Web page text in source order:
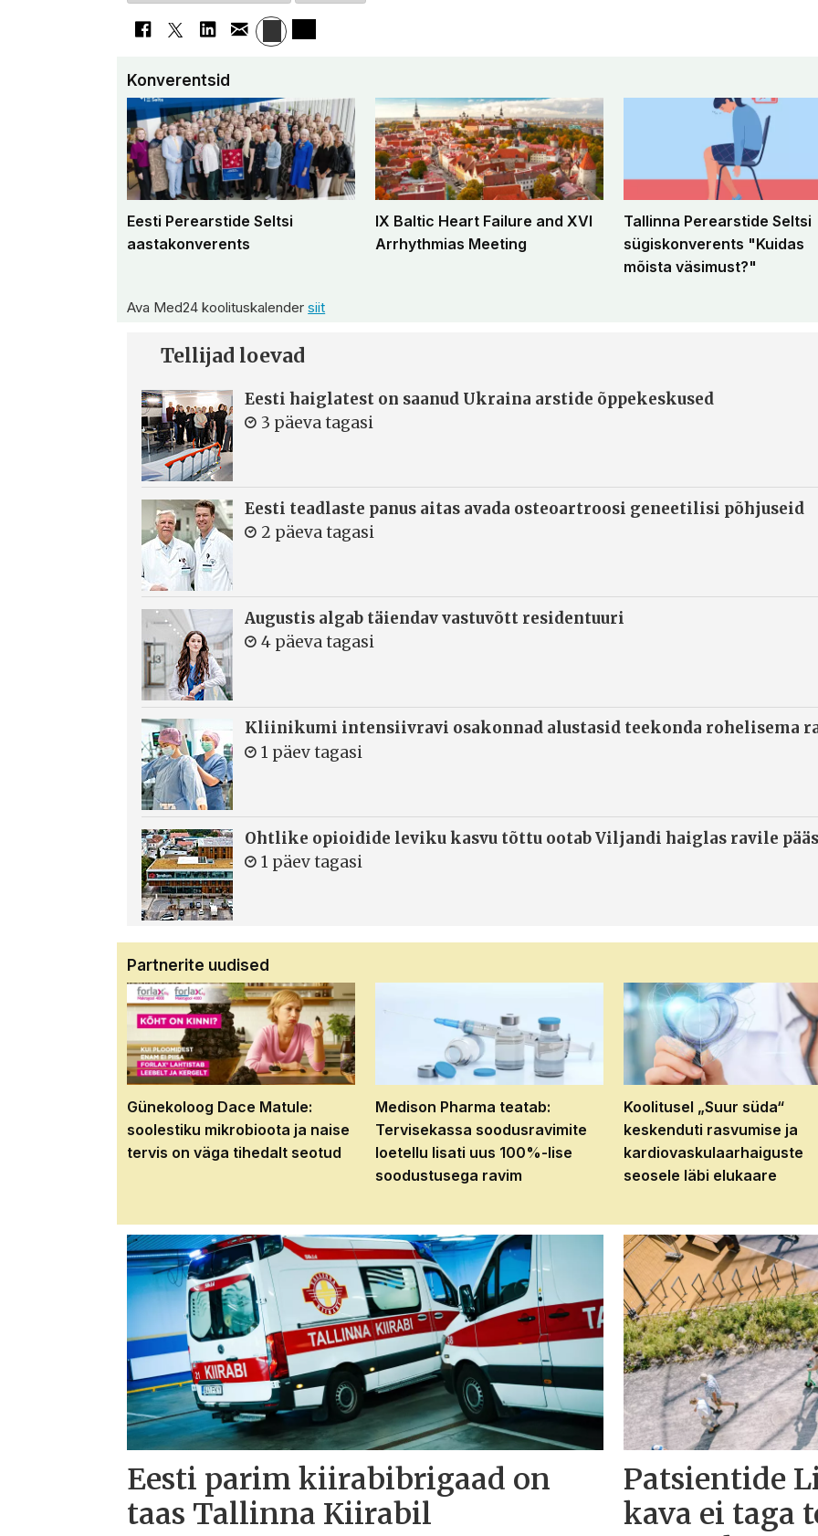
Konverentsid
Eesti Perearstide Seltsi
aastakonverents
IX Baltic Heart Failure and XVI
Arrhythmias Meeting
Tallinna Perearstide Seltsi
sügiskonverents "Kuidas
mõista väsimust?"
Ava Med24 koolituskalendersiit
Tellijad loevad
Eesti haiglatest on saanud Ukraina arstide õppekeskused
3 päeva tagasi
Eesti teadlaste panus aitas avada osteoartroosi geneetilisi põhjuseid
2 päeva tagasi
Augustis algab täiendav vastuvõtt residentuuri
4 päeva tagasi
Kliinikumi intensiivravi osakonnad alustasid teekonda rohelisema
1 päev tagasi
Ohtlike opioidide leviku kasvu tõttu ootab Viljandi haiglas ravile
1 päev tagasi
Partnerite uudised
Günekoloog Dace Matule:
soolestiku mikrobioota ja naise
tervis on väga tihedalt seotud
Medison Pharma teatab:
Tervisekassa soodusravimite
loetellu lisati uus 100%-lise
soodustusega ravim
Koolitusel „Suur süda“
keskenduti rasvumise ja
kardiovaskulaarhaiguste
seosele läbi elukaare
Eesti parim kiirabibrigaad on
taas Tallinna Kiirabil
Patsientide
kava ei taga